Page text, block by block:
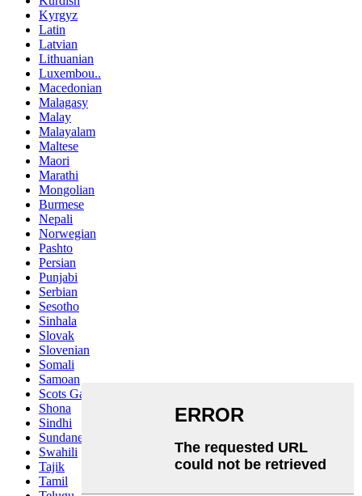
Kyrgyz
Latin
Latvian
Lithuanian
Luxembou..
Macedonian
Malagasy
Malay
Malayalam
Maltese
Maori
Marathi
Mongolian
Burmese
Nepali
Norwegian
Pashto
Persian
Punjabi
Serbian
Sesotho
Sinhala
Slovak
Slovenian
Somali
Samoan
Scots Gaelic
Shona
Sindhi
Sundanese
Swahili
Tajik
Tamil